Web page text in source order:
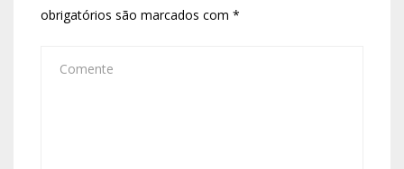
obrigatórios são marcados com *